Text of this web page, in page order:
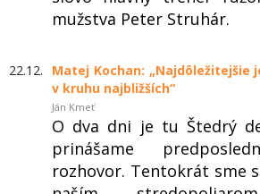
mužstva Peter Struhár.
22.12.
Matej Kochan:
v kruhu najbližších“
Ján Kmeť
O dva dni je tu Štedrý
prinášame
rozhovor. Tentokrát sme